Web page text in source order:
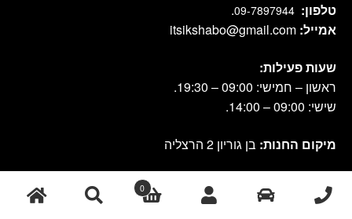
טלפון: 09-7897944
.
אמייל: itsikshabo@gmail.com
שעות פעילות:
ראשון – חמישי: 09:00 – 19:30.
שישי: 09:00 – 14:00.
מיקום החנות: בן גוריון 2 הרצליה
cook shop 2021 © אתר זה נבנה ועוצב על-ידי |אחסון
0